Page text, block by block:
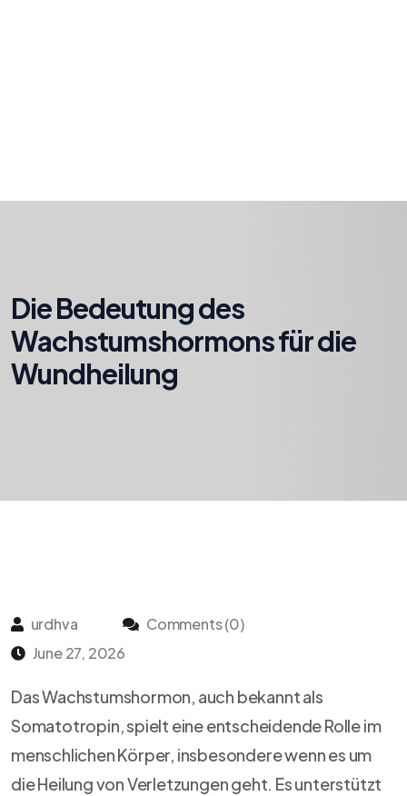
Die Bedeutung des
Wachstumshormons für die
Wundheilung
urdhva
Comments (0)
June 27, 2026
Das Wachstumshormon, auch bekannt als
Somatotropin, spielt eine entscheidende Rolle im
menschlichen Körper, insbesondere wenn es um
die Heilung von Verletzungen geht. Es unterstützt